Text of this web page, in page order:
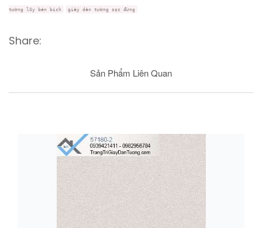
tường lũy bán bích giấy dán tường sọc đứng
Share:
Sản Phẩm Liên Quan